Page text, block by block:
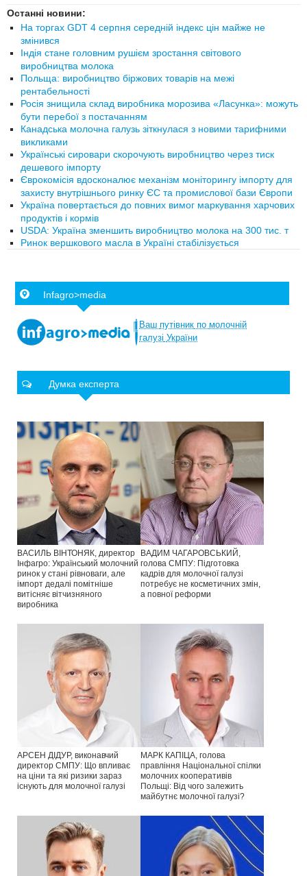
Останні новини:
На торгах GDT 4 серпня середній індекс цін майже не
змінився
Індія стане головним рушієм зростання світового
виробництва молока
Польща: виробництво біржових товарів на межі
рентабельності
Росія знищила склад виробника морозива «Ласунка»: можуть
бути перебої з постачанням
Канадська молочна галузь зіткнулася з новими тарифними
викликами
Українські сировари скорочують виробництво через тиск
дешевого імпорту
Єврокомісія вдосконалює механізм моніторингу імпорту для
захисту внутрішнього ринку ЄС та промислової бази Європи
Україна повертається до повних вимог маркування харчових
продуктів і кормів
USDA: Україна зменшить виробництво молока на 300 тис. т
Ринок вершкового масла в Україні стабілізується
Infagro>media
Ваш путівник по молочній
галузі України
Думка експерта
ВАСИЛЬ ВІНТОНЯК, директор
Інфагро: Український молочний
ринок у стані рівноваги, але
імпорт дедалі помітніше
витісняє вітчизняного
виробника
ВАДИМ ЧАГАРОВСЬКИЙ,
голова СМПУ: Підготовка
кадрів для молочної галузі
потребує не косметичних змін,
а повної реформи
АРСЕН ДІДУР, виконавчий
директор СМПУ: Що впливає
на ціни та які ризики зараз
існують для молочної галузі
МАРК КАПІЦА, голова
правління Національної спілки
молочних кооперативів
Польщі: Від чого залежить
майбутнє молочної галузі?